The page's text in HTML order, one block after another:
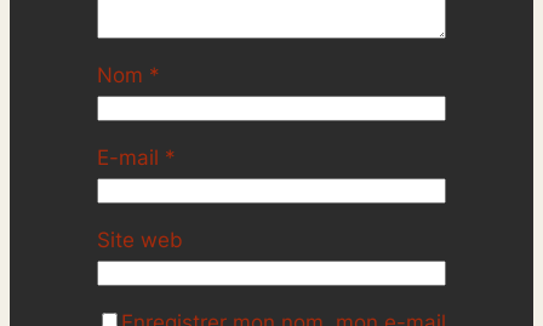
Nom *
E-mail *
Site web